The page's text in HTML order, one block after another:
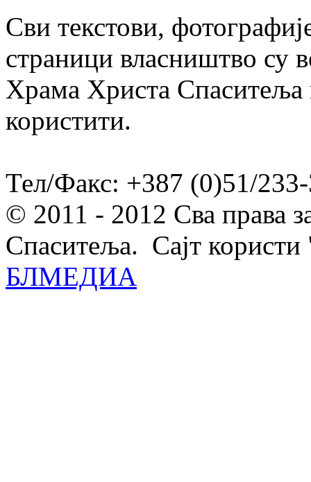
Сви текстови,
страници власништво су
Храма Христа Спаситеља
користити.
Тел/Факс: +387 (0)51/
© 2011 - 2012 Сва права
Спаситеља. Сајт
БЛМЕДИА